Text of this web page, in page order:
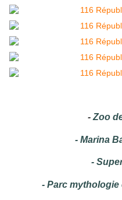
- Zoo
- Marina
-
- Parc mythologie